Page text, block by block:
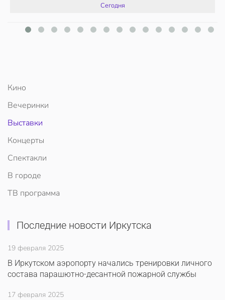
Сегодня
Кино
Вечеринки
Выставки
Концерты
Спектакли
В городе
ТВ программа
Последние новости Иркутска
19 февраля 2025
В Иркутском аэропорту начались тренировки личного
состава парашютно-десантной пожарной службы
17 февраля 2025